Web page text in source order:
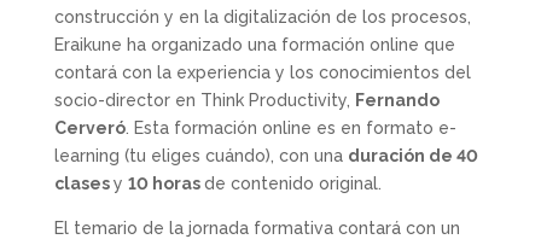
construcción y en la digitalización de los procesos,
Eraikune ha organizado una formación online que
contará con la experiencia y los conocimientos del
socio-director en Think Productivity,
Fernando
Cerveró. Esta formación online es en formato e-
learning (tu eliges cuándo), con una duración de 40
clasesy 10 horasde contenido original.
El temario de la jornada formativa contará con un